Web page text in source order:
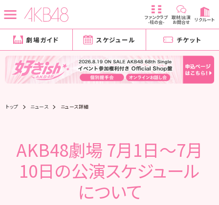
ファンクラブ
-柱の会-
取材/出演
お問合せ リクルート
劇場ガイド スケジュール チケット
トップ ニュース ニュース詳細
AKB48劇場 7月1日〜7月
10日の公演スケジュール
について